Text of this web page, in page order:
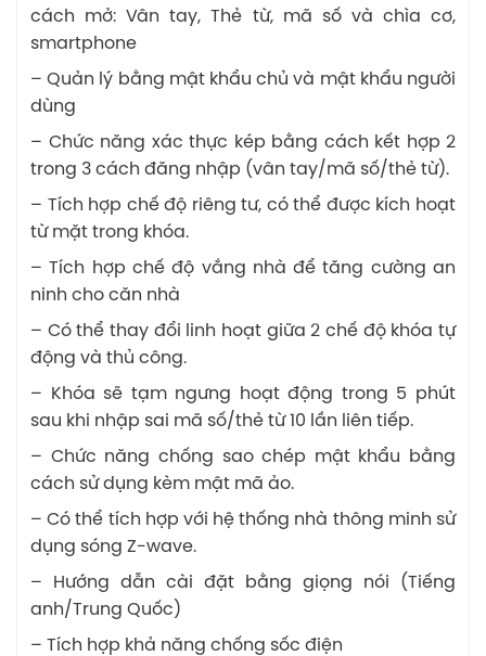
cách mở: Vân tay, Thẻ từ, mã số và chìa cơ,
smartphone
– Quản lý bằng mật khẩu chủ và mật khẩu người
dùng
– Chức năng xác thực kép bằng cách kết hợp 2
trong 3 cách đăng nhập (vân tay/mã số/thẻ từ).
– Tích hợp chế độ riêng tư, có thể được kích hoạt
từ mặt trong khóa.
– Tích hợp chế độ vắng nhà để tăng cường an
ninh cho căn nhà
– Có thể thay đổi linh hoạt giữa 2 chế độ khóa tự
động và thủ công.
– Khóa sẽ tạm ngưng hoạt động trong 5 phút
sau khi nhập sai mã số/thẻ từ 10 lần liên tiếp.
– Chức năng chống sao chép mật khẩu bằng
cách sử dụng kèm mật mã ảo.
– Có thể tích hợp với hệ thống nhà thông minh sử
dụng sóng Z-wave.
– Hướng dẫn cài đặt bằng giọng nói (Tiếng
anh/Trung Quốc)
– Tích hợp khả năng chống sốc điện